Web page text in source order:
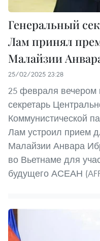
Генеральный
Лам принял
Малайзии
25/02/2025 23:28
25 февраля вечером
секретарь
Коммунистической
Лам устроил прием
Малайзии Анвара
во Вьетнаме для
будущего АСЕАН